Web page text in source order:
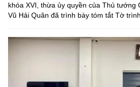
khóa XVI, thừa ủy quyền của Thủ tướng
Vũ Hải Quân đã trình bày tóm tắt Tờ